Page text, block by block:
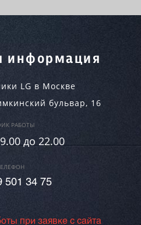
информация
LG в Москве
бульвар, 16
РАБОТЫ
до 22.00
501 34 75
при заявке с сайта